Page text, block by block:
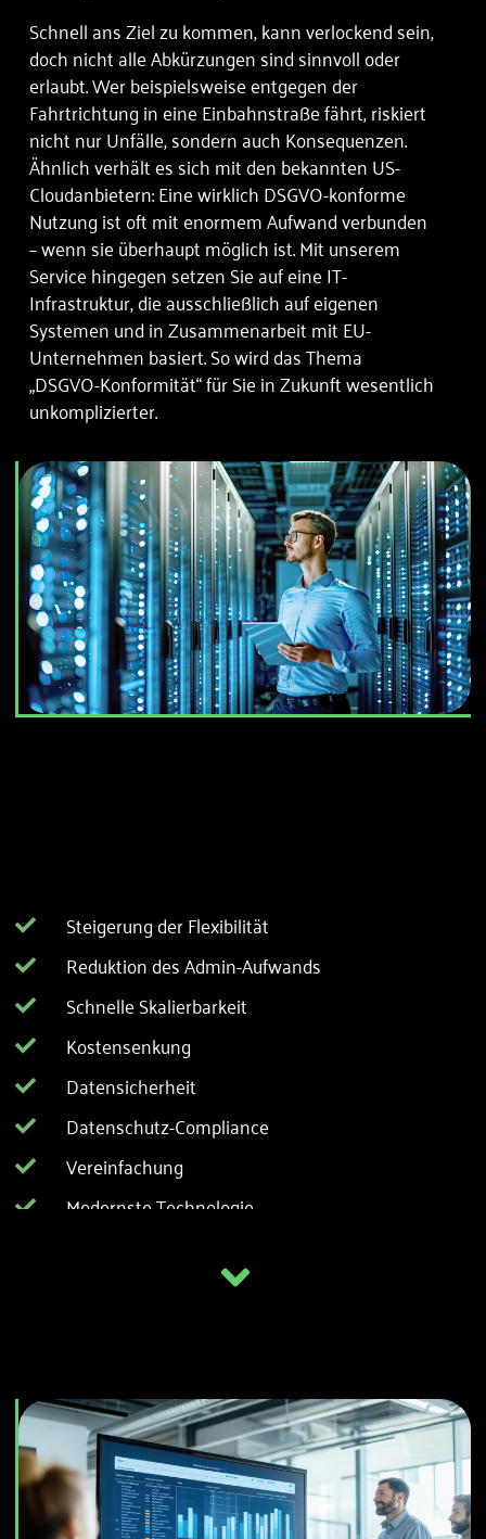
Schnell ans Ziel zu kommen, kann verlockend sein,
doch nicht alle Abkürzungen sind sinnvoll oder
erlaubt. Wer beispielsweise entgegen der
Fahrtrichtung in eine Einbahnstraße fährt, riskiert
nicht nur Unfälle, sondern auch Konsequenzen.
Ähnlich verhält es sich mit den bekannten US-
Cloudanbietern: Eine wirklich DSGVO-konforme
Nutzung ist oft mit enormem Aufwand verbunden
– wenn sie überhaupt möglich ist. Mit unserem
Service hingegen setzen Sie auf eine IT-
Infrastruktur, die ausschließlich auf eigenen
Systemen und in Zusammenarbeit mit EU-
Unternehmen basiert. So wird das Thema
„DSGVO-Konformität“ für Sie in Zukunft wesentlich
unkomplizierter.
Steigerung der Flexibilität
Reduktion des Admin-Aufwands
Schnelle Skalierbarkeit
Kostensenkung
Datensicherheit
Datenschutz-Compliance
Vereinfachung
Modernste Technologie
Effiziente Implementierung